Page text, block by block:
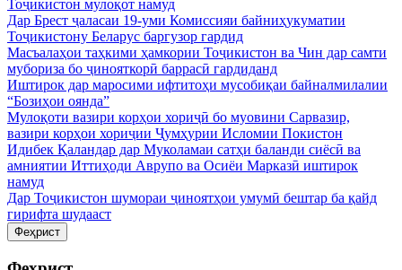
Тоҷикистон мулоқот намуд
Дар Брест ҷаласаи 19-уми Комиссияи байниҳукуматии
Тоҷикистону Беларус баргузор гардид
Масъалаҳои таҳкими ҳамкории Тоҷикистон ва Чин дар самти
мубориза бо ҷинояткорӣ баррасӣ гардиданд
Иштирок дар маросими ифтитоҳи мусобиқаи байналмилалии
“Бозиҳои оянда”
Мулоқоти вазири корҳои хориҷӣ бо муовини Сарвазир,
вазири корҳои хориҷии Ҷумҳурии Исломии Покистон
Идибек Қаландар дар Муколамаи сатҳи баланди сиёсӣ ва
амниятии Иттиҳоди Аврупо ва Осиёи Марказӣ иштирок
намуд
Дар Тоҷикистон шумораи ҷиноятҳои умумӣ бештар ба қайд
гирифта шудааст
Феҳрист